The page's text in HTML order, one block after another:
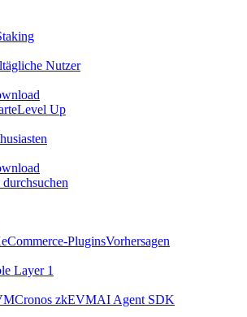
Nutzer
Level Up
eCommerce-PluginsVorhersagen
Layer 1
Cronos zkEVMAI Agent SDK